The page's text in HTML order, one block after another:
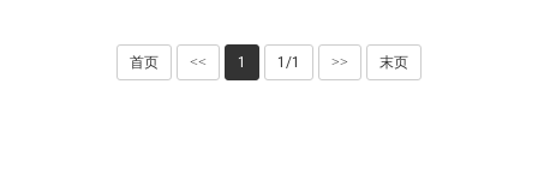
首页 << 1 1/1 >> 末页